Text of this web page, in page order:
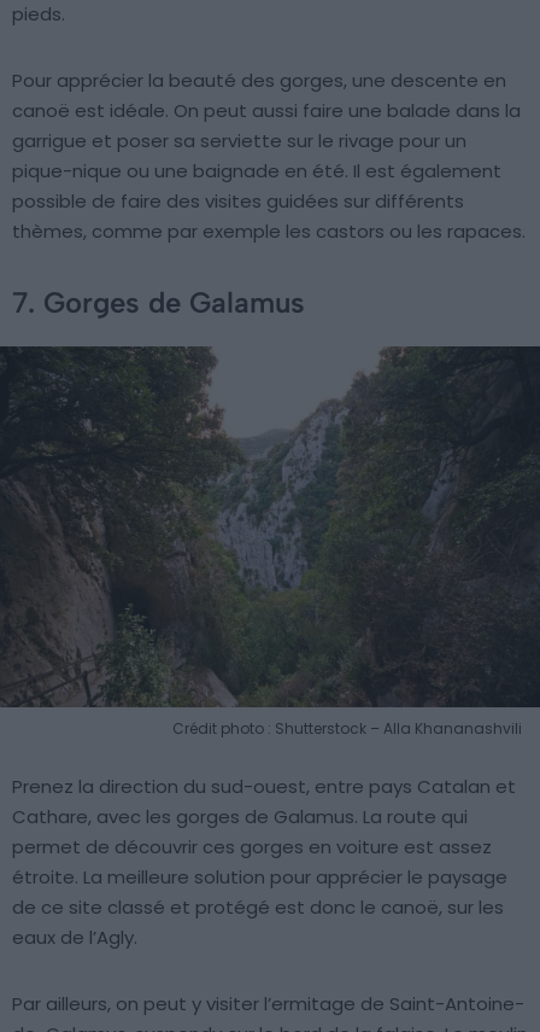
pieds.
Pour apprécier la beauté des gorges, une descente en
canoë est idéale. On peut aussi faire une balade dans la
garrigue et poser sa serviette sur le rivage pour un
pique-nique ou une baignade en été. Il est également
possible de faire des visites guidées sur différents
thèmes, comme par exemple les castors ou les rapaces.
7. Gorges de Galamus
Crédit photo : Shutterstock – Alla Khananashvili
Prenez la direction du sud-ouest, entre pays Catalan et
Cathare, avec les gorges de Galamus. La route qui
permet de découvrir ces gorges en voiture est assez
étroite. La meilleure solution pour apprécier le paysage
de ce site classé et protégé est donc le canoë, sur les
eaux de l’Agly.
Par ailleurs, on peut y visiter l’ermitage de Saint-Antoine-